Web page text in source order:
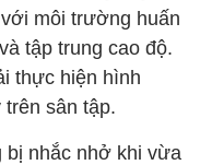
môi trường huấn
tập trung cao độ.
thực hiện hình
trên sân tập.
bị nhắc nhở khi vừa